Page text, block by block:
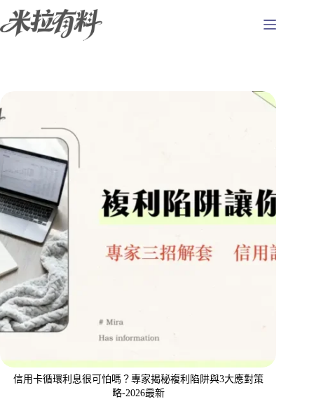
至
信用卡循環利息很可怕嗎？專家揭秘複利陷阱與3大應對策
略-2026最新